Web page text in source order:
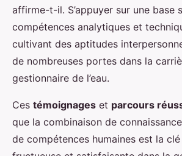
affirme-t-il. S’appuyer sur une base
compétences analytiques et
cultivant des aptitudes
de nombreuses portes dans la
gestionnaire de l’eau.
Ces témoignages et parcours
que la combinaison de
de compétences humaines est la clé